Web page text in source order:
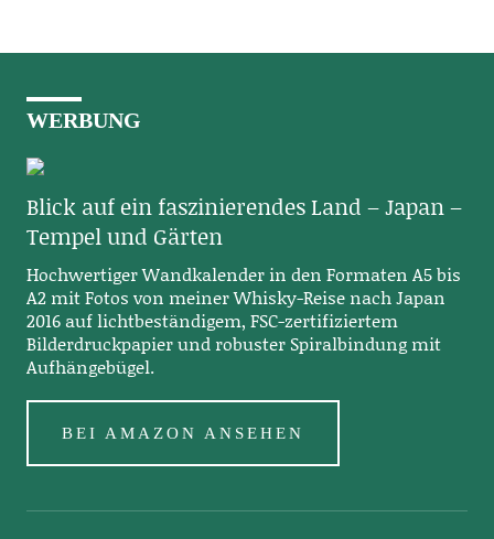
WERBUNG
Blick auf ein faszinierendes Land – Japan –
Tempel und Gärten
Hochwertiger Wandkalender in den Formaten A5 bis
A2 mit Fotos von meiner Whisky-Reise nach Japan
2016 auf lichtbeständigem, FSC-zertifiziertem
Bilderdruckpapier und robuster Spiralbindung mit
Aufhängebügel.
BEI AMAZON ANSEHEN